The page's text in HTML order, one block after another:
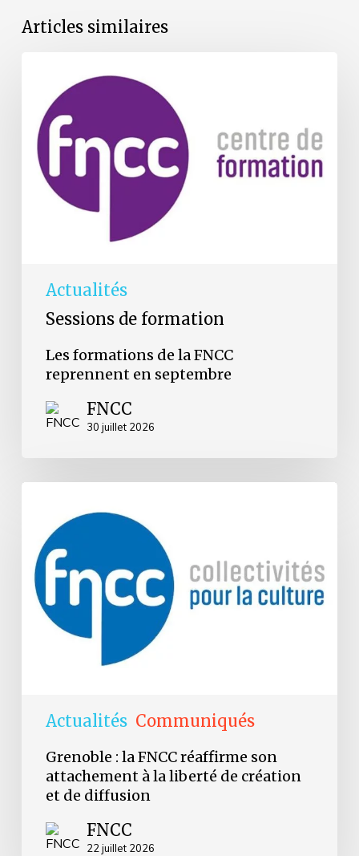
Articles similaires
Actualités
Sessions de formation
FNCC
reprennent
septembre
Les formations de la FNCC
reprennent en septembre
FNCC
30 juillet 2026
Actualités Communiqués
FNCC
réaffirme
son
attachement
diffusion
Grenoble : la FNCC réaffirme son
attachement à la liberté de création
et de diffusion
FNCC
22 juillet 2026